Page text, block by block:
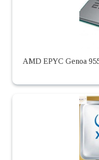
AMD EPYC Genoa